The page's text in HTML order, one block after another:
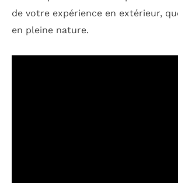
de votre expérience en extérieur,
en pleine nature.